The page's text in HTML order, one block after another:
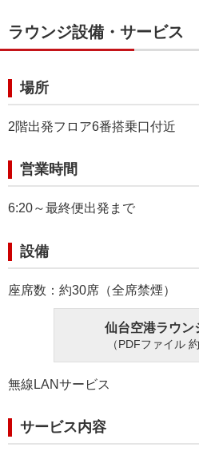
ラウンジ設備・サービス
場所
2階出発フロア6番搭乗口付近
営業時間
6:20～最終便出発まで
設備
座席数：約30席（全席禁煙）
仙台空港ラウン
（PDFファイル
無線LANサービス
サービス内容